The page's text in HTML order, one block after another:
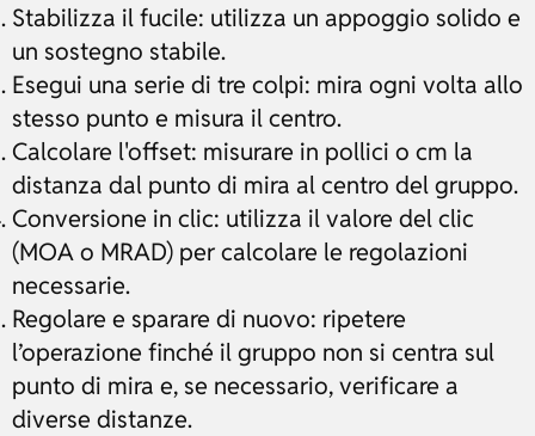
Stabilizza il fucile: utilizza un appoggio solido e
un sostegno stabile.
Esegui una serie di tre colpi: mira ogni volta allo
stesso punto e misura il centro.
Calcolare l'offset: misurare in pollici o cm la
distanza dal punto di mira al centro del gruppo.
Conversione in clic: utilizza il valore del clic
(MOA o MRAD) per calcolare le regolazioni
necessarie.
Regolare e sparare di nuovo: ripetere
l’operazione finché il gruppo non si centra sul
punto di mira e, se necessario, verificare a
diverse distanze.